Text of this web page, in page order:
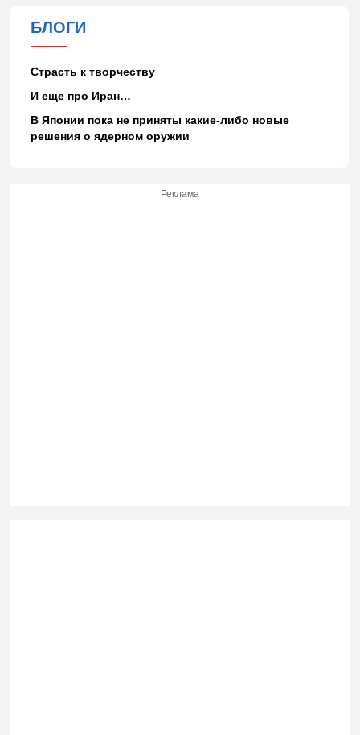
БЛОГИ
Страсть к творчеству
И еще про Иран…
В Японии пока не приняты какие-либо новые
решения о ядерном оружии
Реклама